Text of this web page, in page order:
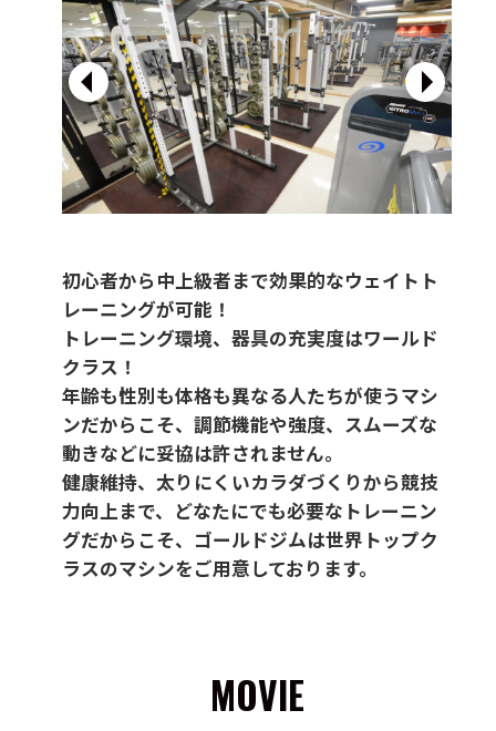
初心者から中上級者まで効果的なウェイトト
レーニングが可能！
トレーニング環境、器具の充実度はワールド
クラス！
年齢も性別も体格も異なる人たちが使うマシ
ンだからこそ、調節機能や強度、スムーズな
動きなどに妥協は許されません。
健康維持、太りにくいカラダづくりから競技
力向上まで、どなたにでも必要なトレーニン
グだからこそ、ゴールドジムは世界トップク
ラスのマシンをご用意しております。
MOVIE